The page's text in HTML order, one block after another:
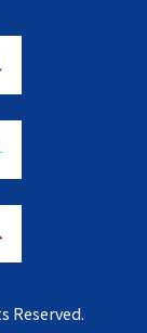
Reserved.